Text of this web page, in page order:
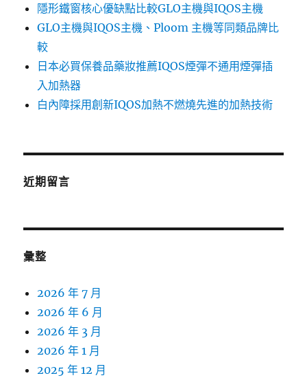
隱形鐵窗核心優缺點比較GLO主機與IQOS主機
GLO主機與IQOS主機、Ploom 主機等同類品牌比
較
日本必買保養品藥妝推薦IQOS煙彈不通用煙彈插
入加熱器
白內障採用創新IQOS加熱不燃燒先進的加熱技術
近期留言
彙整
2026 年 7 月
2026 年 6 月
2026 年 3 月
2026 年 1 月
2025 年 12 月